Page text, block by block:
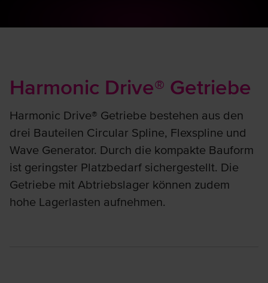
Harmonic Drive® Getriebe
Harmonic Drive® Getriebe bestehen aus den
drei Bauteilen Circular Spline, Flexspline und
Wave Generator. Durch die kompakte Bauform
ist geringster Platzbedarf sichergestellt. Die
Getriebe mit Abtriebslager können zudem
hohe Lagerlasten aufnehmen.